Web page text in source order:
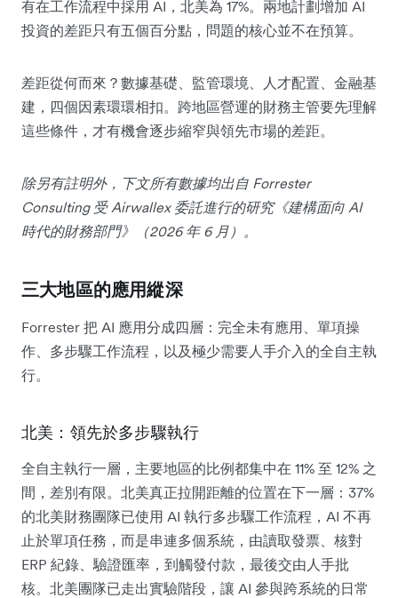
有在工作流程中採用 AI，北美為 17%。兩地計劃增加 AI
投資的差距只有五個百分點，問題的核心並不在預算。
差距從何而來？數據基礎、監管環境、人才配置、金融基
建，四個因素環環相扣。跨地區營運的財務主管要先理解
這些條件，才有機會逐步縮窄與領先市場的差距。
除另有註明外，下文所有數據均出自 Forrester
Consulting 受 Airwallex 委託進行的研究《建構面向 AI
時代的財務部門》（2026 年 6 月）。
三大地區的應用縱深
Forrester 把 AI 應用分成四層：完全未有應用、單項操
作、多步驟工作流程，以及極少需要人手介入的全自主執
行。
北美：領先於多步驟執行
全自主執行一層，主要地區的比例都集中在 11% 至 12% 之
間，差別有限。北美真正拉開距離的位置在下一層：37%
的北美財務團隊已使用 AI 執行多步驟工作流程，AI 不再
止於單項任務，而是串連多個系統，由讀取發票、核對
ERP 紀錄、驗證匯率，到觸發付款，最後交由人手批
核。北美團隊已走出實驗階段，讓 AI 參與跨系統的日常